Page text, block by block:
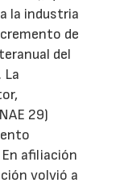
la industria
de
del
La
29)
afiliación
volvió a